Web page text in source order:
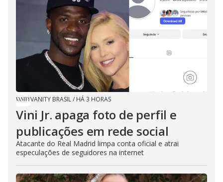
VANITY BRASIL/ HÁ 3 HORAS
Vini Jr. apaga foto de perfil e
publicações em rede social
Atacante do Real Madrid limpa conta oficial e atrai
especulações de seguidores na internet